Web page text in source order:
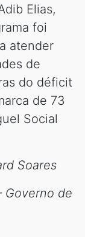
Elias,
foi
atender
de
do déficit
de 73
Social
Soares
Governo de